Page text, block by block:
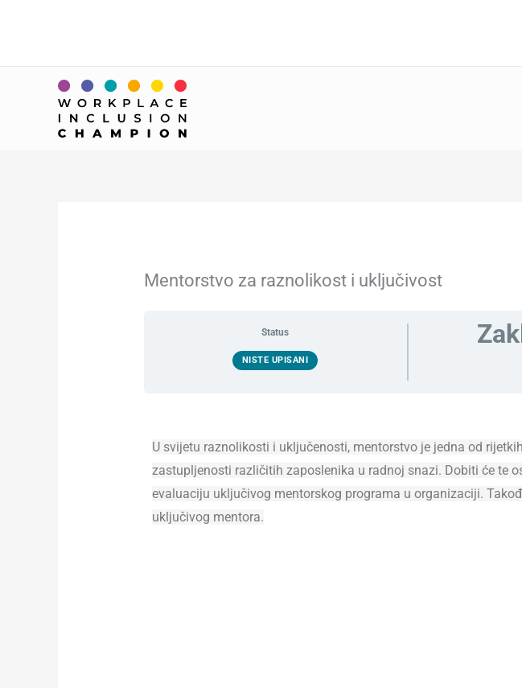
Mentorstvo za raznolikost i uključivost
Status
NISTE UPISANI
U svijetu raznolikosti i uključenosti, mentorstvo je jedna od
zastupljenosti različitih zaposlenika u radnoj snazi. Dobiti će te
evaluaciju uključivog mentorskog programa u organizaciji.
uključivog mentora.